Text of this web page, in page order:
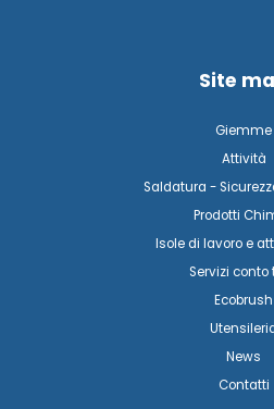
Site
Giemme
Attività
Saldatura -
Prodotti
Isole di lavoro e
Servizi conto
Ecobrush
News
Contatti